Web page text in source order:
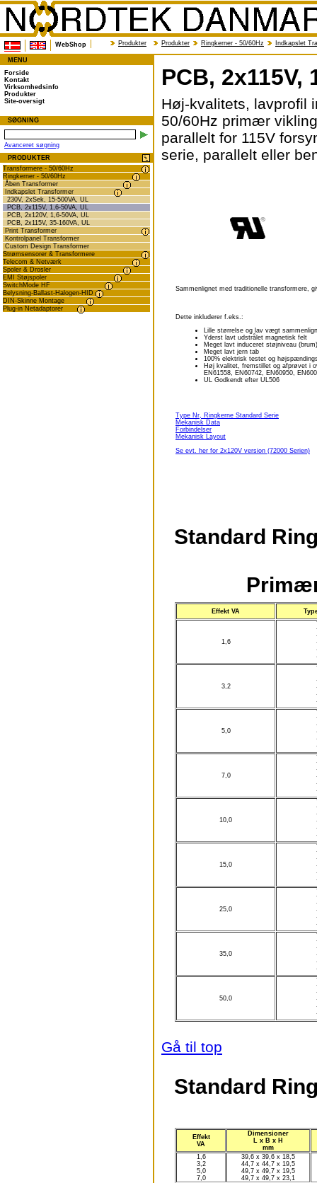
WebShop Produkter Produkter Ringkerner - 50/60Hz Indkapslet
MENU
Forside
Kontakt
Virksomhedsinfo
Produkter
Site-oversigt
SØGNING
Avanceret søgning
PRODUKTER
Transformere - 50/60Hz
Ringkerner - 50/60Hz
Åben Transformer
Indkapslet Transformer
230V, 2xSek, 15-500VA, UL
PCB, 2x115V, 1,6-50VA, UL
PCB, 2x120V, 1,6-50VA, UL
PCB, 2x115V, 35-160VA, UL
Print Transformer
Kontrolpanel Transformer
Custom Design Transformer
Strømsensorer & Transformere
Telecom & Netværk
Spoler & Drosler
EMI Støjspoler
SwitchMode HF
Belysning-Ballast-Halogen-HID
DIN-Skinne Montage
Plug-in Netadaptorer
PCB, 2x115V,
Høj-kvalitets, lavprofil
50/60Hz primær
parallelt for 115V
serie, parallelt eller
Sammenlignet med traditionelle transformere,
Dette inkluderer f.eks.:
Lille størrelse og lav vægt
Yderst lavt udstrålet magnetisk felt
Meget lavt induceret støjniveau (brum)
Meget lavt jern tab
100% elektrisk testet og
Høj kvalitet, fremstillet og afprøvet i
EN61558, EN60742, EN60950,
UL Godkendt efter UL506
Type Nr, Ringkerne Standard Serie
Mekanisk Data
Forbindelser
Mekanisk Layout
Se evt. her for 2x120V version (72000 Serien)
Standard
Effekt VA
1,6
3,2
5,0
7,0
10,0
15,0
25,0
35,0
50,0
Gå til top
Standard
Effekt
VA
Dimensioner
L x B x H
mm
1,6
3,2
5,0
7,0
39,6 x 39,6 x 18,5
44,7 x 44,7 x 19,5
49,7 x 49,7 x 19,5
49,7 x 49,7 x 23,1